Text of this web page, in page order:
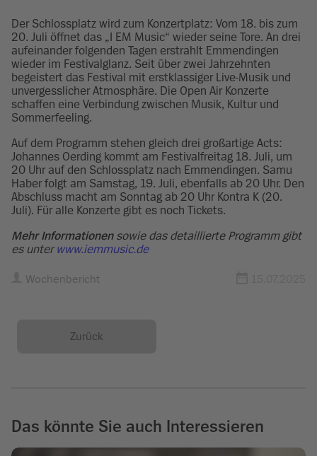
Der Schlossplatz wird zum Konzertplatz: Vom 18. bis zum
20. Juli öffnet das „I EM Music“ wieder seine Tore. An drei
aufeinander folgenden Tagen erstrahlt Emmendingen
wieder im Festivalglanz. Seit über zwei Jahrzehnten
begeistert das Festival mit erstklassiger Live-Musik und
unvergesslicher Atmosphäre. Die Open Air Konzerte
schaffen eine Verbindung zwischen Musik, Kultur und
Sommerfeeling.
Auf dem Programm stehen gleich drei großartige Acts:
Johannes Oerding kommt am Festivalfreitag 18. Juli, um
20 Uhr auf den Schlossplatz nach Emmendingen. Samu
Haber folgt am Samstag, 19. Juli, ebenfalls ab 20 Uhr. Den
Abschluss macht am Sonntag ab 20 Uhr Kontra K (20.
Juli). Für alle Konzerte gibt es noch Tickets.
Mehr Informationensowie das detaillierte Programm gibt
es unterwww.iemmusic.de
Wochenbericht
Zurück
Das könnte Sie auch Interessieren